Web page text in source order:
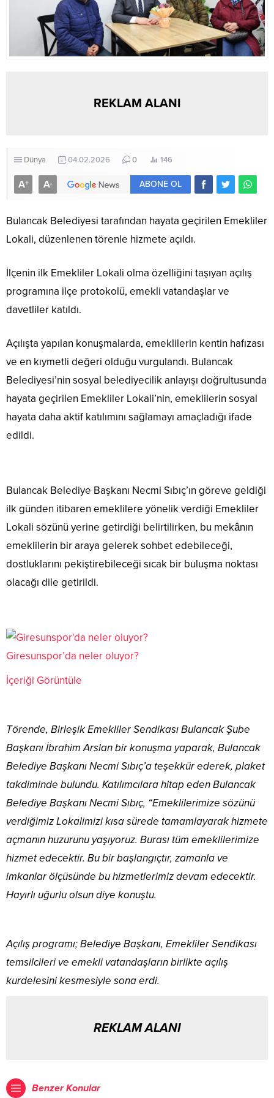
REKLAM ALANI
Dünya 04.02.2026 0 146
A+ A- ABONE OL
Bulancak Belediyesi tarafından hayata geçirilen Emekliler
Lokali, düzenlenen törenle hizmete açıldı.
İlçenin ilk Emekliler Lokali olma özelliğini taşıyan açılış
programına ilçe protokolü, emekli vatandaşlar ve
davetliler katıldı.
Açılışta yapılan konuşmalarda, emeklilerin kentin hafızası
ve en kıymetli değeri olduğu vurgulandı. Bulancak
Belediyesi’nin sosyal belediyecilik anlayışı doğrultusunda
hayata geçirilen Emekliler Lokali’nin, emeklilerin sosyal
hayata daha aktif katılımını sağlamayı amaçladığı ifade
edildi.
Bulancak Belediye Başkanı Necmi Sıbıç’ın göreve geldiği
ilk günden itibaren emeklilere yönelik verdiği Emekliler
Lokali sözünü yerine getirdiği belirtilirken, bu mekânın
emeklilerin bir araya gelerek sohbet edebileceği,
dostluklarını pekiştirebileceği sıcak bir buluşma noktası
olacağı dile getirildi.
Giresunspor’da neler oluyor?
İçeriği Görüntüle
Törende, Birleşik Emekliler Sendikası Bulancak Şube
Başkanı İbrahim Arslan bir konuşma yaparak, Bulancak
Belediye Başkanı Necmi Sıbıç’a teşekkür ederek, plaket
takdiminde bulundu. Katılımcılara hitap eden Bulancak
Belediye Başkanı Necmi Sıbıç, “Emeklilerimize sözünü
verdiğimiz Lokalimizi kısa sürede tamamlayarak hizmete
açmanın huzurunu yaşıyoruz. Burası tüm emeklilerimize
hizmet edecektir. Bu bir başlangıçtır, zamanla ve
imkanlar ölçüsünde bu hizmetlerimiz devam edecektir.
Hayırlı uğurlu olsun diye konuştu.
Açılış programı; Belediye Başkanı, Emekliler Sendikası
temsilcileri ve emekli vatandaşların birlikte açılış
kurdelesini kesmesiyle sona erdi.
REKLAM ALANI
Benzer Konular